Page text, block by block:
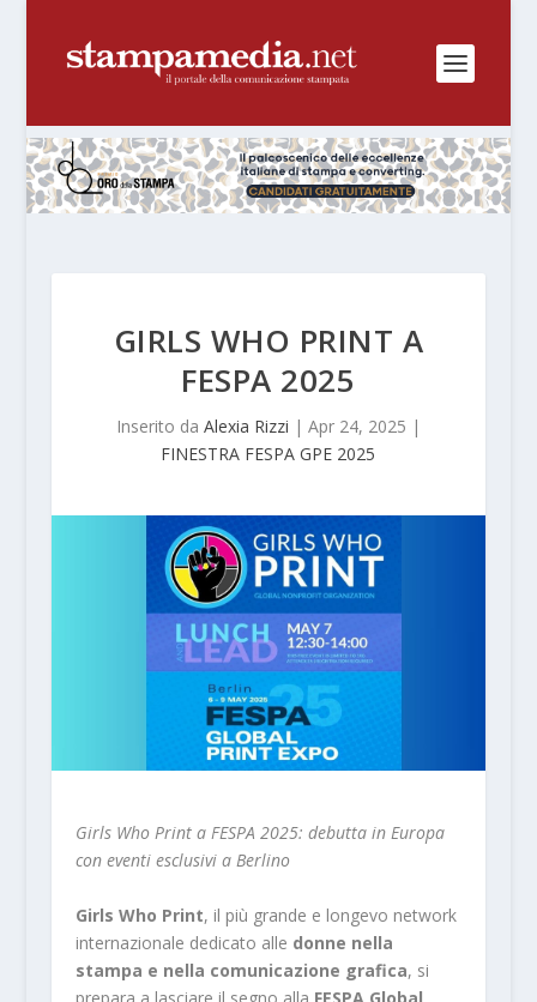
GIRLS WHO PRINT A
FESPA 2025
Inserito da Alexia Rizzi | Apr 24, 2025 |
FINESTRA FESPA GPE 2025
Girls Who Print a FESPA 2025: debutta in Europa
con eventi esclusivi a Berlino
Girls Who Print, il più grande e longevo network
internazionale dedicato alle donne nella
stampa e nella comunicazione grafica, si